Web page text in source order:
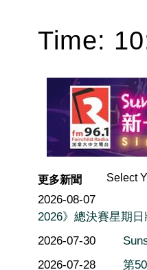
Time:
Select
更多新聞
2026-08-07
2026》總決賽星期
2026-07-30
2026-07-28
第